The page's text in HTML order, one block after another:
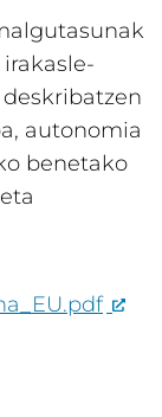
autonomia
benetako